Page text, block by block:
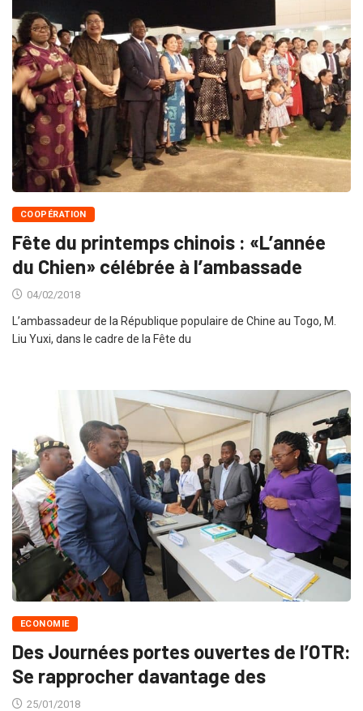
COOPÉRATION
Fête du printemps chinois : «L’année
du Chien» célébrée à l’ambassade
04/02/2018
L’ambassadeur de la République populaire de Chine au Togo, M.
Liu Yuxi, dans le cadre de la Fête du
ECONOMIE
Des Journées portes ouvertes de l’OTR:
Se rapprocher davantage des
25/01/2018